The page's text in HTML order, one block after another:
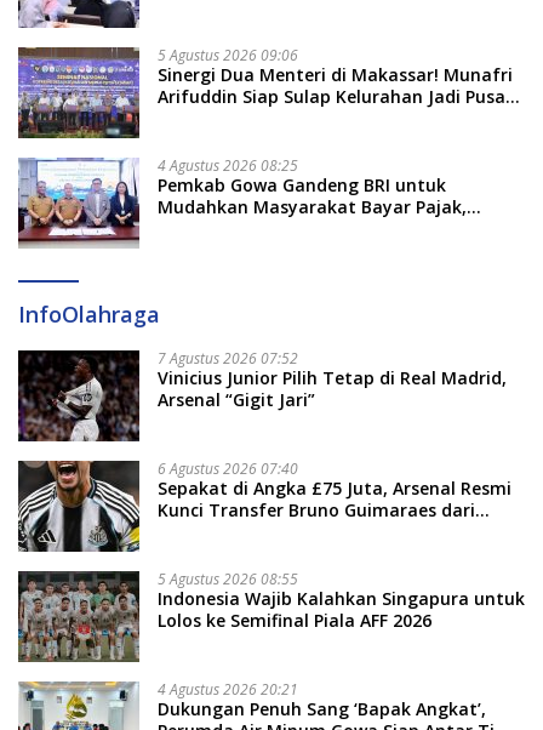
5 Agustus 2026 09:06
Sinergi Dua Menteri di Makassar! Munafri
Arifuddin Siap Sulap Kelurahan Jadi Pusat
4 Agustus 2026 08:25
Pemkab Gowa Gandeng BRI untuk
Mudahkan Masyarakat Bayar Pajak,
InfoOlahraga
7 Agustus 2026 07:52
Vinicius Junior Pilih Tetap di Real Madrid,
Arsenal “Gigit Jari”
6 Agustus 2026 07:40
Sepakat di Angka £75 Juta, Arsenal Resmi
Kunci Transfer Bruno Guimaraes dari
5 Agustus 2026 08:55
Indonesia Wajib Kalahkan Singapura untuk
Lolos ke Semifinal Piala AFF 2026
4 Agustus 2026 20:21
Dukungan Penuh Sang ‘Bapak Angkat’,